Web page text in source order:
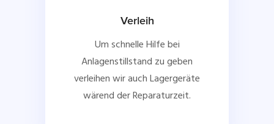
Verleih
Um schnelle Hilfe bei
Anlagenstillstand zu geben
verleihen wir auch Lagergeräte
wärend der Reparaturzeit.